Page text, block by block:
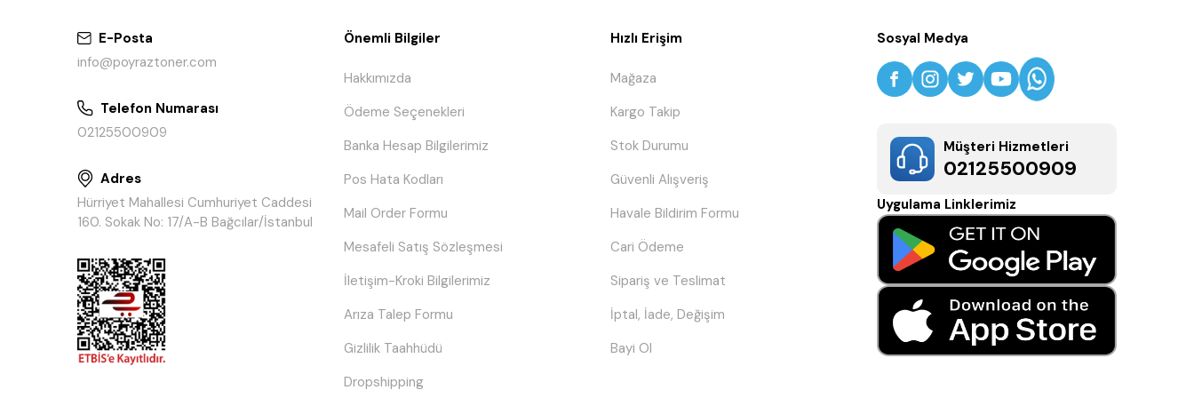
E-Posta
info@poyraztoner.com
Telefon Numarası
02125500909
Adres
Hürriyet Mahallesi Cumhuriyet Caddesi
160. Sokak No: 17/A-B Bağcılar/İstanbul
Önemli Bilgiler
Hakkımızda
Ödeme Seçenekleri
Banka Hesap Bilgilerimiz
Pos Hata Kodları
Mail Order Formu
Mesafeli Satış Sözleşmesi
İletişim-Kroki Bilgilerimiz
Arıza Talep Formu
Gizlilik Taahhüdü
Dropshipping
Hızlı Erişim
Mağaza
Kargo Takip
Stok Durumu
Güvenli Alışveriş
Havale Bildirim Formu
Cari Ödeme
Sipariş ve Teslimat
İptal, İade, Değişim
Bayi Ol
Sosyal Medya
Müşteri Hizmetleri
02125500909
Uygulama Linklerimiz